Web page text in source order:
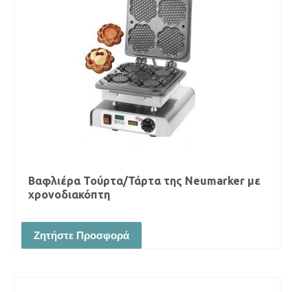
Βαφλιέρα Τούρτα/Τάρτα της Neumarker με
χρονοδιακόπτη
Ζητήστε Προσφορά